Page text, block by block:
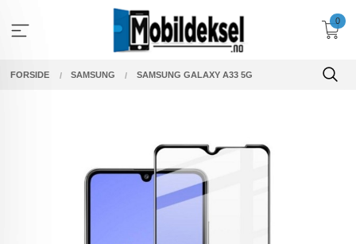
innholdet
0
FORSIDE SAMSUNG SAMSUNG GALAXY A33 5G